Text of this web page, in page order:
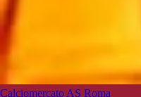
Calciomercato AS Roma